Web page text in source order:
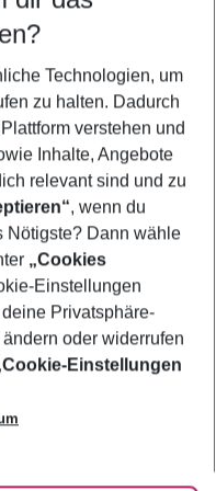
Technologien, um
zu halten. Dadurch
verstehen und
Inhalte, Angebote
relevant sind und zu
, wenn du
Nötigste? Dann wähle
„Cookies
Einstellungen
Privatsphäre-
oder widerrufen
Einstellungen